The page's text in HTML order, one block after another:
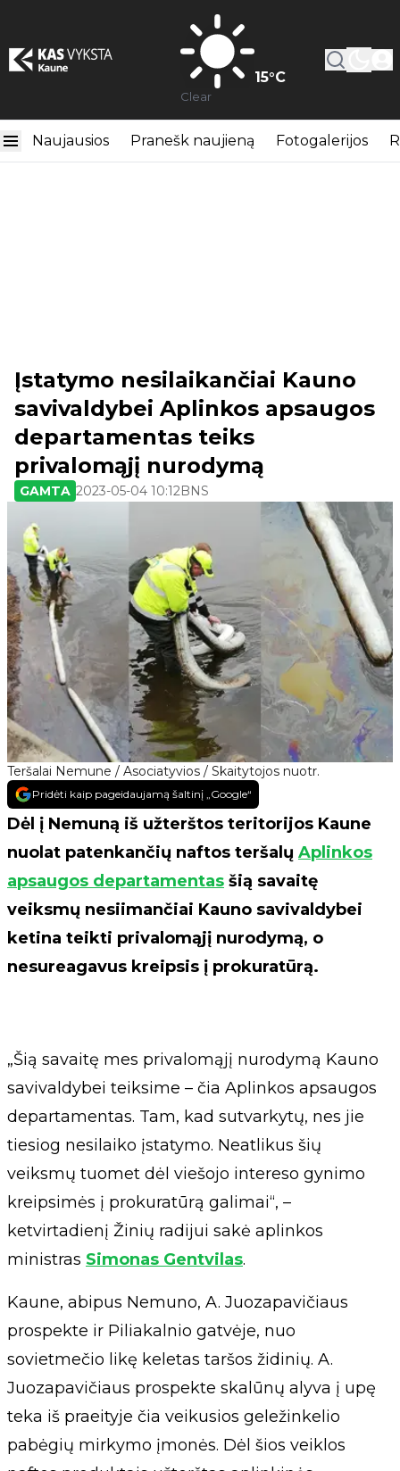
15°C
Clear
Naujausios Pranešk naujieną Fotogalerijos
Teršalai Nemune / Asociatyvios / Skaitytojos nuotr.
Įstatymo nesilaikančiai Kauno
savivaldybei Aplinkos apsaugos
departamentas teiks
privalomąjį nurodymą
GAMTA 2023-05-04 10:12BNS
Pridėti kaip pageidaujamą šaltinį „Google“
Dėl į Nemuną iš užterštos teritorijos Kaune
nuolat patenkančių naftos teršalų Aplinkos
apsaugos departamentas šią savaitę
veiksmų nesiimančiai Kauno savivaldybei
ketina teikti privalomąjį nurodymą, o
nesureagavus kreipsis į prokuratūrą.
„Šią savaitę mes privalomąjį nurodymą Kauno
savivaldybei teiksime – čia Aplinkos apsaugos
departamentas. Tam, kad sutvarkytų, nes jie
tiesiog nesilaiko įstatymo. Neatlikus šių
veiksmų tuomet dėl viešojo intereso gynimo
kreipsimės į prokuratūrą galimai“, –
ketvirtadienį Žinių radijui sakė aplinkos
ministras Simonas Gentvilas.
Kaune, abipus Nemuno, A. Juozapavičiaus
prospekte ir Piliakalnio gatvėje, nuo
sovietmečio likę keletas taršos židinių. A.
Juozapavičiaus prospekte skalūnų alyva į upę
teka iš praeityje čia veikusios geležinkelio
pabėgių mirkymo įmonės. Dėl šios veiklos